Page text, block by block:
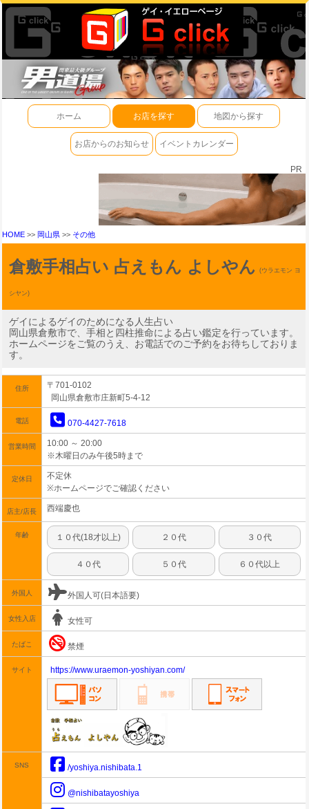
ホーム お店を探す 地図から探す
お店からのお知らせ イベントカレンダー
PR
HOME >> 岡山県 >> その他
倉敷手相占い 占えもん よしやん (ウラエモン ヨ
シヤン)
ゲイによるゲイのためになる人生占い
岡山県倉敷市で、手相と四柱推命による占い鑑定を行っています。
ホームページをご覧のうえ、お電話でのご予約をお待ちしておりま
す。
住所
〒701-0102
岡山県倉敷市庄新町5-4-12
電話 070-4427-7618
営業時間
10:00 ～ 20:00
※木曜日のみ午後5時まで
定休日
不定休
※ホームページでご確認ください
店主/店長 西端慶也
年齢 １０代(18才以上) ２０代 ３０代
４０代 ５０代 ６０代以上
外国人 外国人可(日本語要)
女性入店 女性可
たばこ 禁煙
サイト https://www.uraemon-yoshiyan.com/
SNS /yoshiya.nishibata.1
@nishibatayoshiya